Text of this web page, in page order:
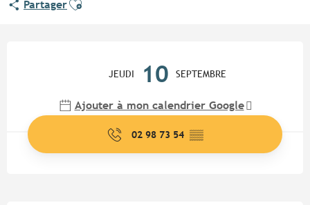
Partager
JEUDI 10 SEPTEMBRE
Ajouter à mon calendrier Google
02 98 73 54 ▒▒